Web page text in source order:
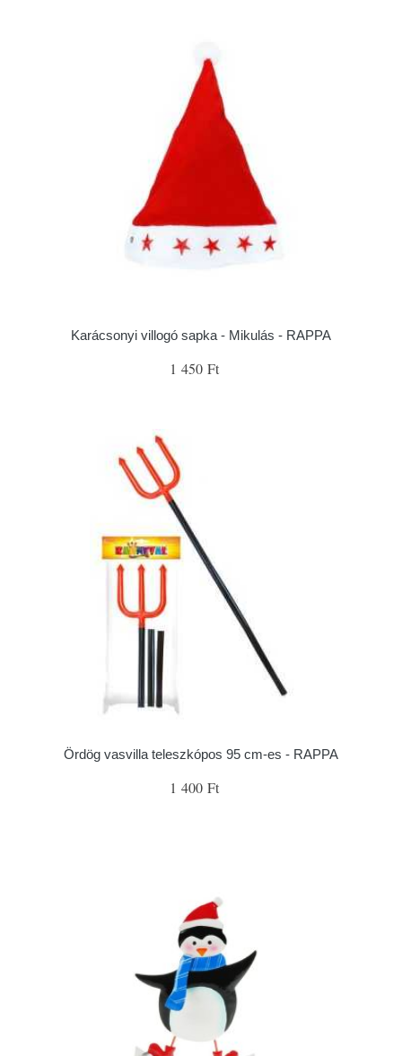
Karácsonyi villogó sapka - Mikulás - RAPPA
1 450 Ft
Ördög vasvilla teleszkópos 95 cm-es - RAPPA
1 400 Ft